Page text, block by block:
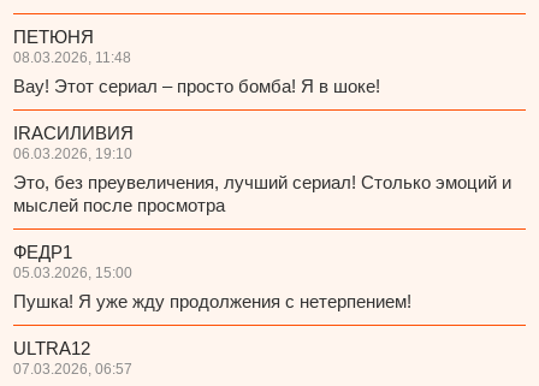
ПЕТЮНЯ
08.03.2026, 11:48
Вау! Этот сериал – просто бомба! Я в шоке!
IRAСИЛИВИЯ
06.03.2026, 19:10
Это, без преувеличения, лучший сериал! Столько эмоций и
мыслей после просмотра
ФЕДР1
05.03.2026, 15:00
Пушка! Я уже жду продолжения с нетерпением!
ULTRA12
07.03.2026, 06:57